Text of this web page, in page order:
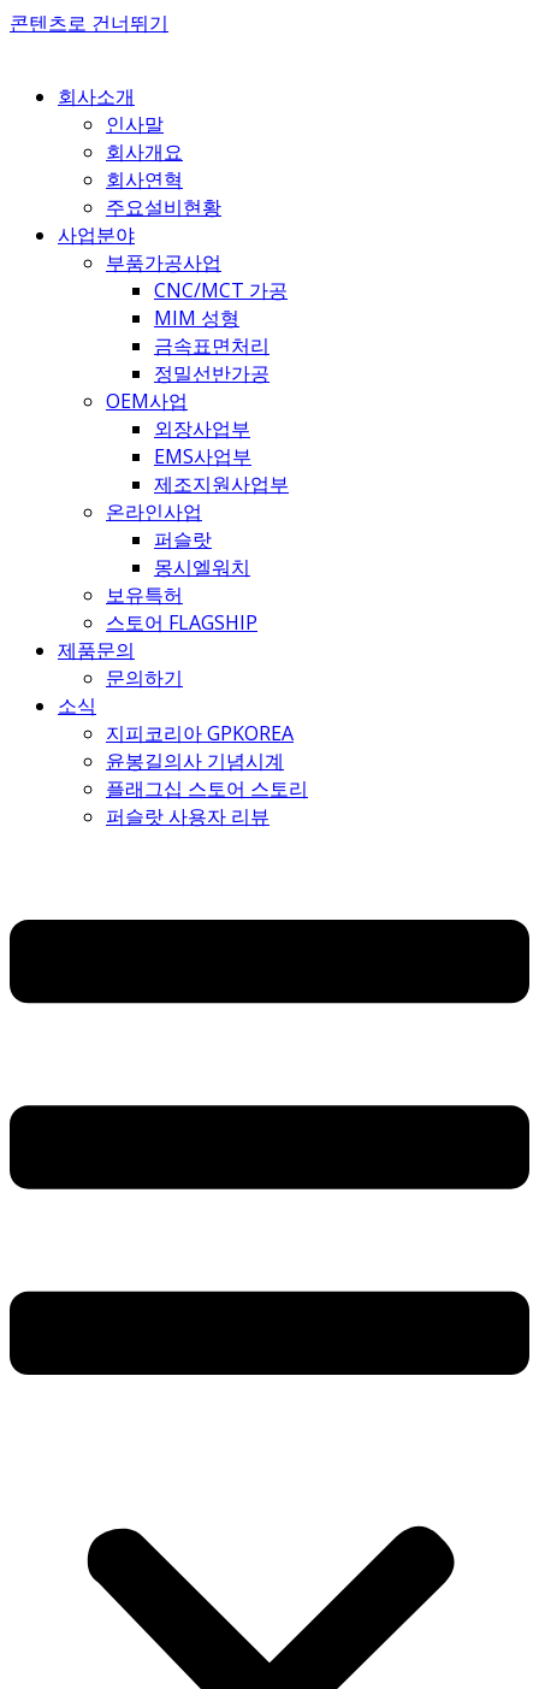
콘텐츠로 건너뛰기
회사소개
인사말
회사개요
회사연혁
주요설비현황
사업분야
부품가공사업
CNC/MCT 가공
MIM 성형
금속표면처리
정밀선반가공
OEM사업
외장사업부
EMS사업부
제조지원사업부
온라인사업
퍼슬랏
몽시엘워치
보유특허
스토어 FLAGSHIP
제품문의
문의하기
소식
지피코리아 GPKOREA
윤봉길의사 기념시계
플래그십 스토어 스토리
퍼슬랏 사용자 리뷰